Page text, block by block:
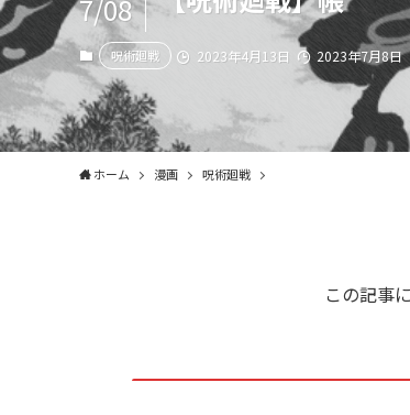
7/08
呪術廻戦 2023年4月13日 2023年7月8日
ホーム 漫画 呪術廻戦
この記事